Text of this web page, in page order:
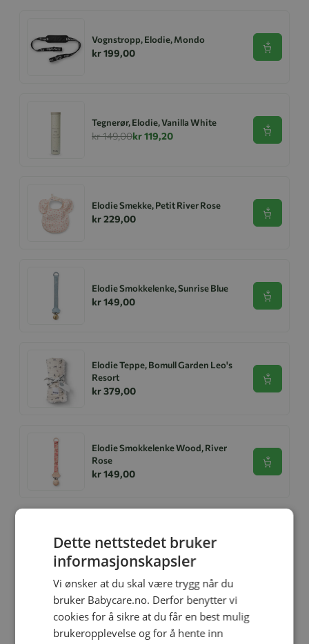
Vognstropp, Elodie, Mondo
kr 199,00 Se
Tegnerør, Elodie, Vanilla White
kr 149,00kr 119,20 Se
Elodie Smekke, Petit River Rose
kr 229,00 Se
Elodie Smokkelenke, Sunrise Blue
kr 149,00 Se
Elodie Teppe, Bomull Garden Leo's
Resort
kr 379,00
Se
Elodie Smokkelenke Wood, River
Rose
kr 149,00
Se
Relaterte produkter
-20%
Dette nettstedet bruker
informasjonskapsler
Vi ønsker at du skal være trygg når du
bruker Babycare.no. Derfor benytter vi
cookies for å sikre at du får en best mulig
brukeropplevelse og for å hente inn